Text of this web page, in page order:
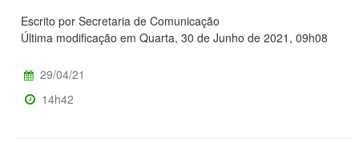
Escrito por Secretaria de Comunicação
Última modificação em Quarta, 30 de Junho de 2021, 09h08
29/04/21
14h42